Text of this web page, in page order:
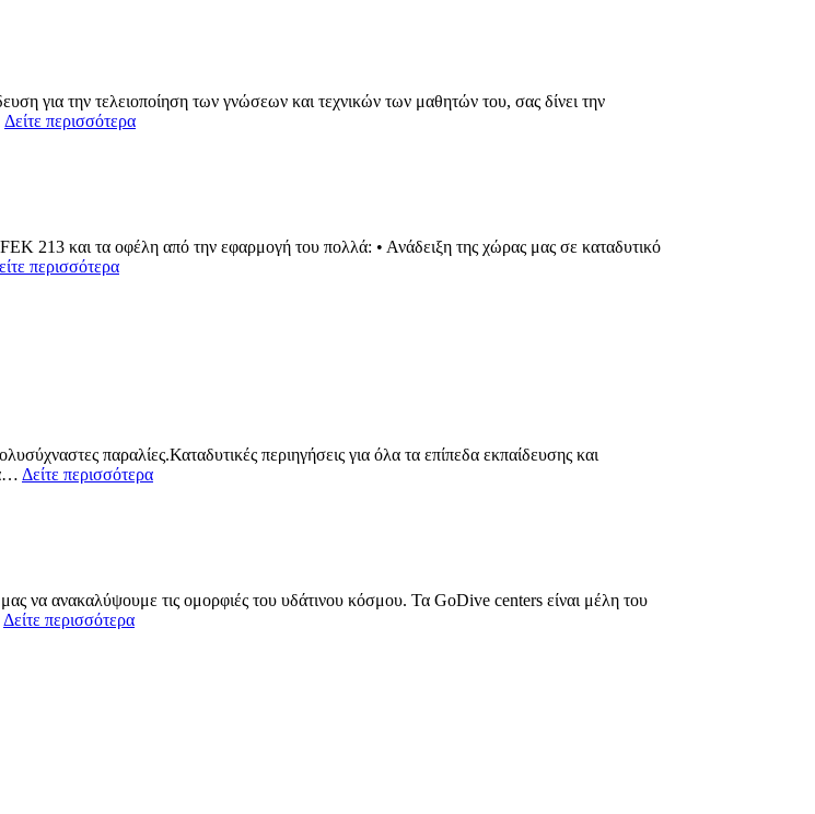
για την τελειοποίηση των γνώσεων και τεχνικών των μαθητών του, σας δίνει την
Δείτε περισσότερα
213 και τα οφέλη από την εφαρμογή του πολλά: • Ανάδειξη της χώρας μας σε καταδυτικό
περισσότερα
παραλίες.Καταδυτικές περιηγήσεις για όλα τα επίπεδα εκπαίδευσης και
Δείτε περισσότερα
να ανακαλύψουμε τις ομορφιές του υδάτινου κόσμου. Τα GoDive centers είναι μέλη του
Δείτε περισσότερα